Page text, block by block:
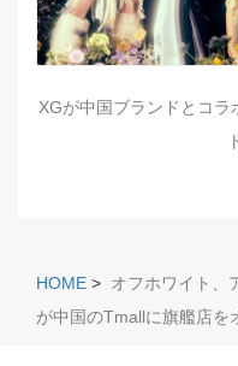
XGが中国ブランドとコラ
HOME > オフホワイト、
が中国のTmallに旗艦店を